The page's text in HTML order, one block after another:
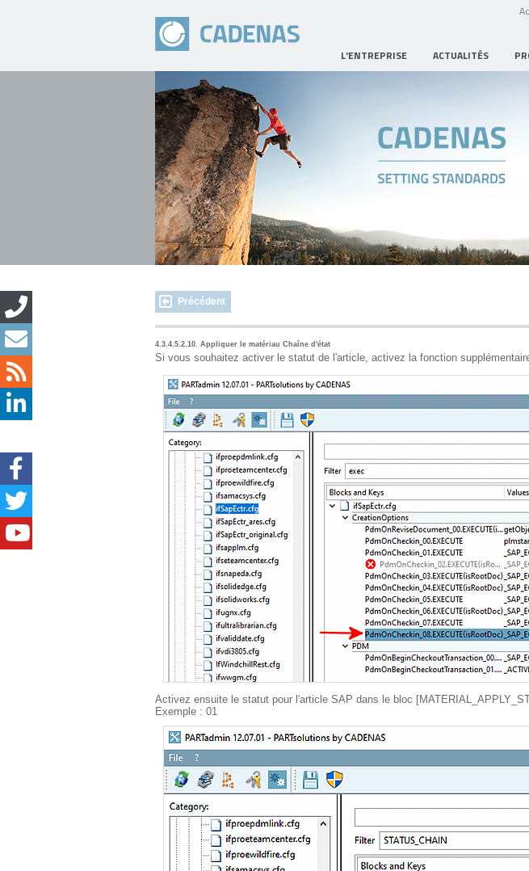
L'ENTREPRISE ACTUALITÉS
Précédent
4.3.4.5.2.10. Appliquer le matériau Chaîne d'état
Si vous souhaitez activer le statut de l'article, activez la fonction
Activez ensuite le statut pour l'article SAP dans le bloc
Exemple : 01